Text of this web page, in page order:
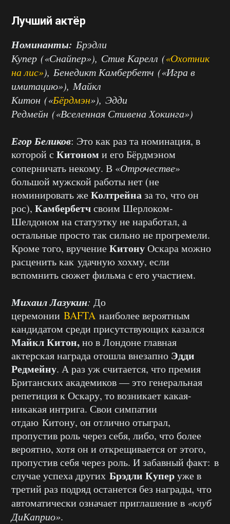
Лучший актёр
Номинанты: Брэдли
Купер («Снайпер»), Стив Карелл («Охотник
на лис»), Бенедикт Камбербетч («Игра в
имитацию»), Майкл
Китон («Бёрдмэн»), Эдди
Редмейн («Вселенная Стивена Хокинга»)
Егор Беликов: Это как раз та номинация, в
которой с Китоном и его Бёрдмэном
соперничать некому. В «Отрочестве»
большой мужской работы нет (не
номинировать жеКолтрейназа то, что он
рос), Камбербетчсвоим Шерлоком-
Шелдоном на статуэтку не наработал, а
остальные просто так сильно не прогремели.
Кроме того, вручениеКитонуОскара можно
расценить как удачную хохму, если
вспомнить сюжет фильма с его участием.
Михаил Лазукин: До
церемонии BAFTA наиболее вероятным
кандидатом среди присутствующих казался
Майкл Китон,но в Лондоне главная
актерская награда отошла внезапно Эдди
Редмейну. А раз уж считается, что премия
Британских академиков — это генеральная
репетиция к Оскару, то возникает какая-
никакая интрига. Свои симпатии
отдаю Китону, он отлично отыграл,
пропустив роль через себя, либо, что более
вероятно, хотя он и открещивается от этого,
пропустив себя через роль. И забавный факт: в
случае успеха других Брэдли Куперуже в
третий раз подряд останется без награды, что
автоматически означает приглашение в «клуб
ДиКаприо».